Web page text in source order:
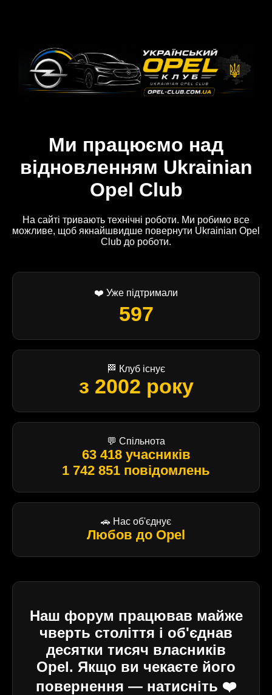
Ми працюємо над
відновленням Ukrainian
Opel Club
На сайті тривають технічні роботи. Ми робимо все
можливе, щоб якнайшвидше повернути Ukrainian Opel
Club до роботи.
❤️ Уже підтримали
597
🏁 Клуб існує
з 2002 року
💬 Спільнота
63 418 учасників
1 742 851 повідомлень
🚗 Нас об'єднує
Любов до Opel
Наш форум працював майже
чверть століття і об'єднав
десятки тисяч власників
Opel. Якщо ви чекаєте його
повернення — натисніть ❤️